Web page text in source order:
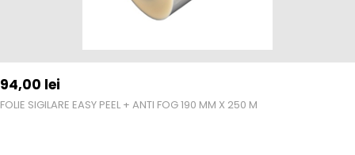
94,00 lei
FOLIE SIGILARE EASY PEEL + ANTI FOG 190 MM X 250 M